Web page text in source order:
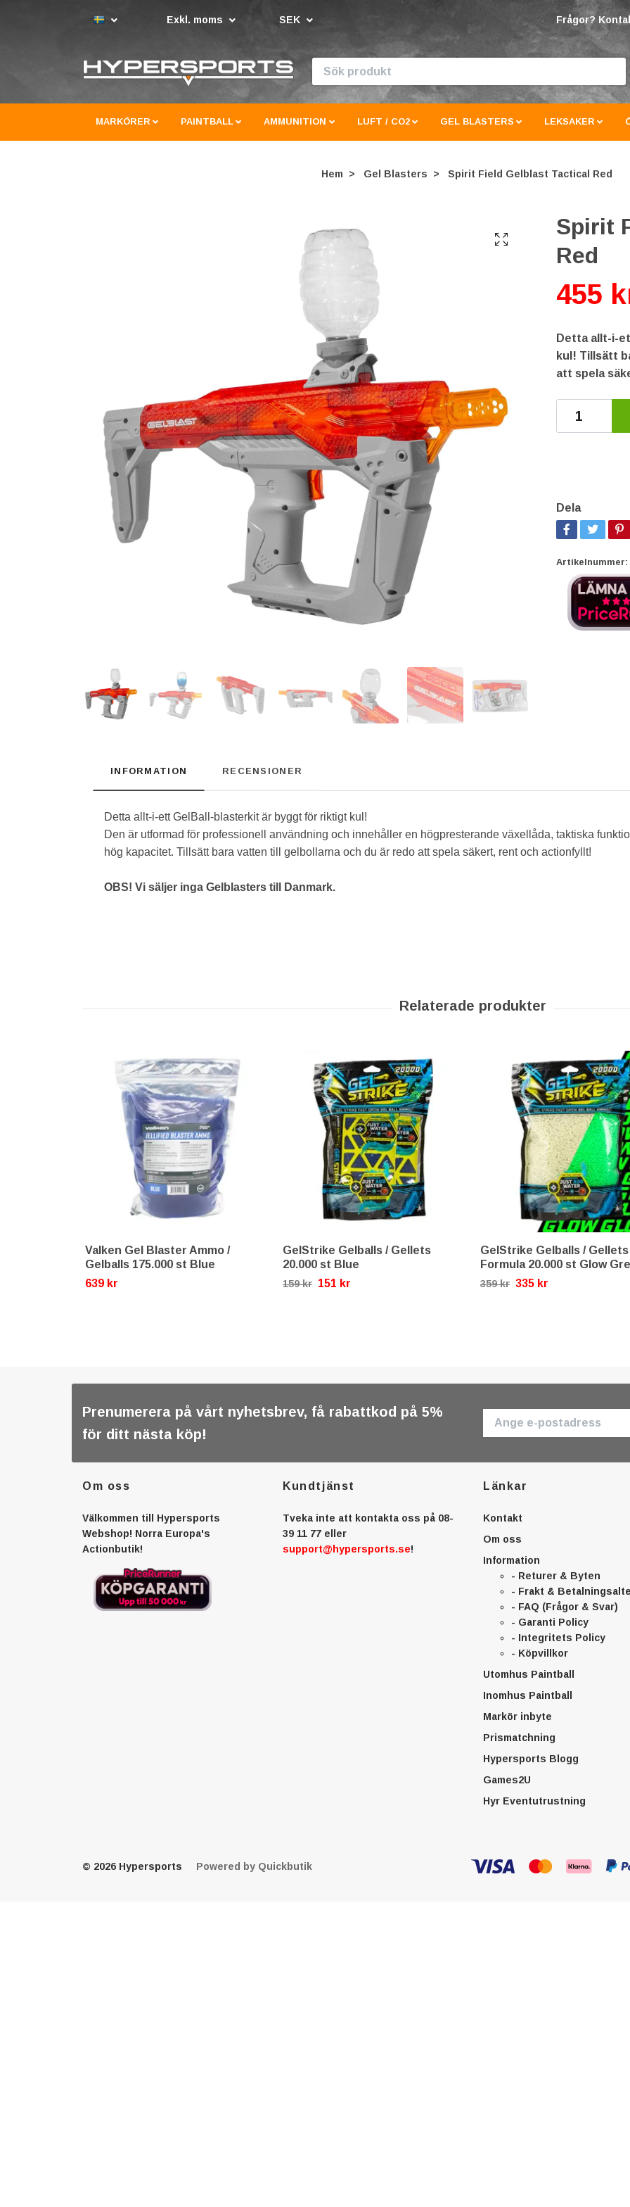
Exkl. moms SEK Frågor?
MARKÖRER PAINTBALL AMMUNITION LUFT / CO2 GEL BLASTERS LEKSAKER
Hem Gel Blasters Spirit Field Gelblast Tactical Red
Spirit
Red
455
Detta allt-i-
kul! Tillsätt
att spela
Dela
Artikelnummer:
INFORMATION RECENSIONER
Detta allt-i-ett GelBall-blasterkit är byggt för riktigt kul!
Den är utformad för professionell användning och innehåller en högpresterande växellåda, taktiska
hög kapacitet. Tillsätt bara vatten till gelbollarna och du är redo att spela säkert, rent och actionfyllt!
OBS! Vi säljer inga Gelblasters till Danmark.
Valken Gel Blaster Ammo /
Gelballs 175.000 st Blue
639 kr
GelStrike Gelballs / Gellets
20.000 st Blue
159 kr 151 kr
GelStrike Gelballs /
Formula 20.000 st Glow
359 kr 335 kr
Prenumerera på vårt nyhetsbrev, få rabattkod på 5%
för ditt nästa köp!
Om oss
Välkommen till Hypersports
Webshop! Norra Europa's
Actionbutik!
Kundtjänst
Tveka inte att kontakta oss på 08-
39 11 77 eller
support@hypersports.se!
Länkar
Kontakt
Om oss
Information
- Returer & Byten
- Frakt &
- FAQ (Frågor & Svar)
- Garanti Policy
- Integritets Policy
- Köpvillkor
Utomhus Paintball
Inomhus Paintball
Markör inbyte
Prismatchning
Hypersports Blogg
Games2U
Hyr Eventutrustning
© 2026 Hypersports Powered by Quickbutik